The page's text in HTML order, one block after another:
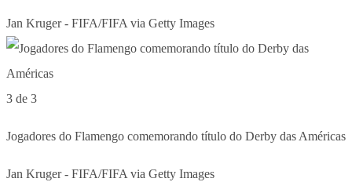
Jan Kruger - FIFA/FIFA via Getty Images
3 de 3
Jogadores do Flamengo comemorando título do Derby das Américas
Jan Kruger - FIFA/FIFA via Getty Images